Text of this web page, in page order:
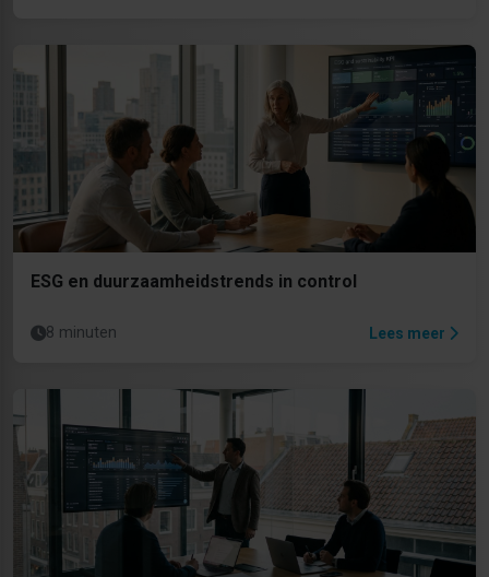
ESG en duurzaamheidstrends in control
8 minuten Lees meer